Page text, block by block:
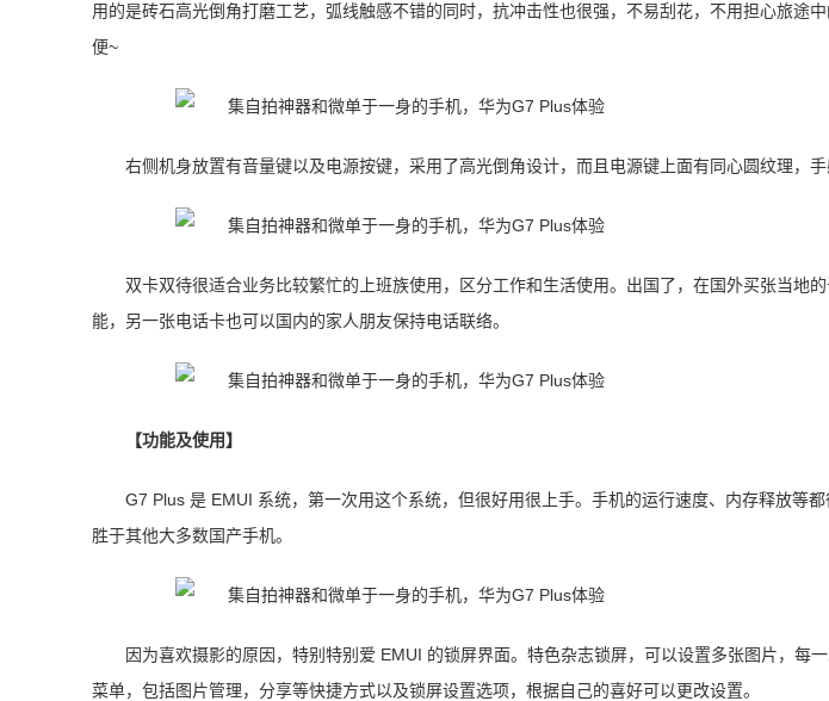
用的是砖石高光倒角打磨工艺，弧线触感不错的同时，抗冲击性也很强，不易刮花，不用担心旅途
便~
右侧机身放置有音量键以及电源按键，采用了高光倒角设计，而且电源键上面有同心圆纹理，手
双卡双待很适合业务比较繁忙的上班族使用，区分工作和生活使用。出国了，在国外买张当地
能，另一张电话卡也可以国内的家人朋友保持电话联络。
【功能及使用】
G7 Plus 是 EMUI 系统，第一次用这个系统，但很好用很上手。手机的运行速度、内存释放等
胜于其他大多数国产手机。
因为喜欢摄影的原因，特别特别爱 EMUI 的锁屏界面。特色杂志锁屏，可以设置多张图片，每
菜单，包括图片管理，分享等快捷方式以及锁屏设置选项，根据自己的喜好可以更改设置。